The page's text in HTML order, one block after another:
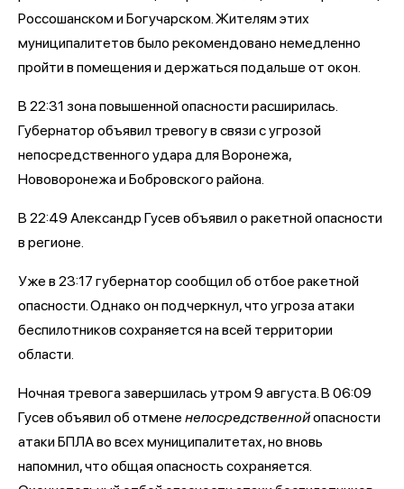
Россошанском и Богучарском. Жителям этих
муниципалитетов было рекомендовано немедленно
пройти в помещения и держаться подальше от окон.
В 22:31 зона повышенной опасности расширилась.
Губернатор объявил тревогу в связи с угрозой
непосредственного удара для Воронежа,
Нововоронежа и Бобровского района.
В 22:49 Александр Гусев объявил о ракетной опасности
в регионе.
Уже в 23:17 губернатор сообщил об отбое ракетной
опасности. Однако он подчеркнул, что угроза атаки
беспилотников сохраняется на всей территории
области.
Ночная тревога завершилась утром 9 августа. В 06:09
Гусев объявил об отмене непосредственнойопасности
атаки БПЛА во всех муниципалитетах, но вновь
напомнил, что общая опасность сохраняется.